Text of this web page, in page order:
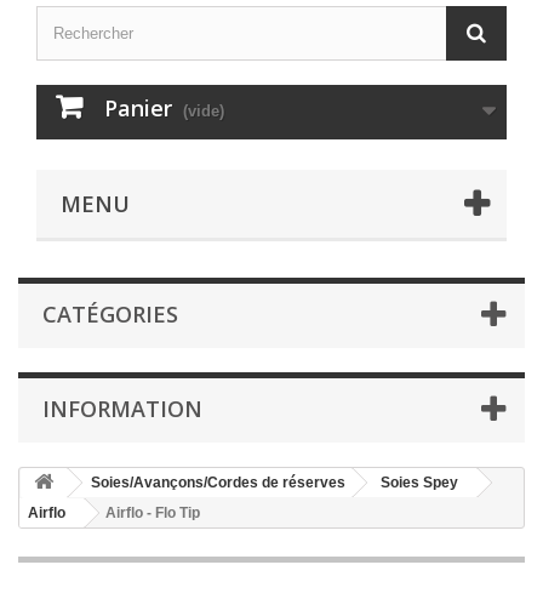
Panier (vide)
MENU
CATÉGORIES
INFORMATION
Soies/Avançons/Cordes de réserves
Soies Spey
Airflo
Airflo - Flo Tip